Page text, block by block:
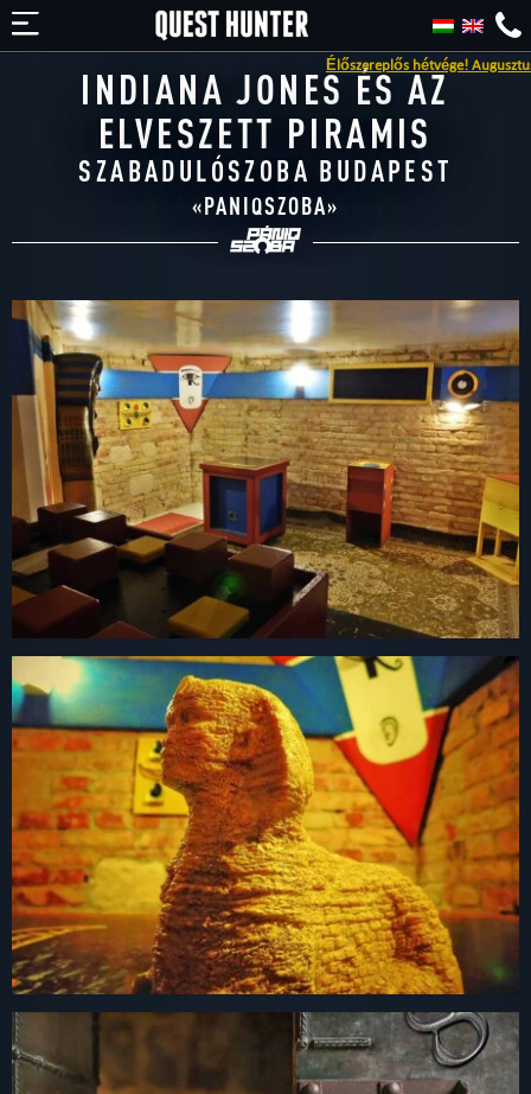
Élőszereplős hétvége! Augusztus 15-16
INDIANA JONES ÉS AZ
ELVESZETT PIRAMIS
SZABADULÓSZOBA BUDAPEST
«PANIQSZOBA»